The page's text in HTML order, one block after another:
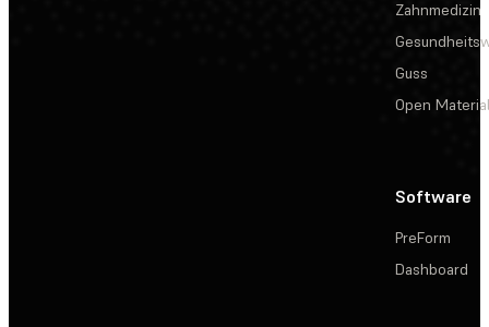
Zahnmedizin
Guss
Open
Software
PreForm
Dashboard